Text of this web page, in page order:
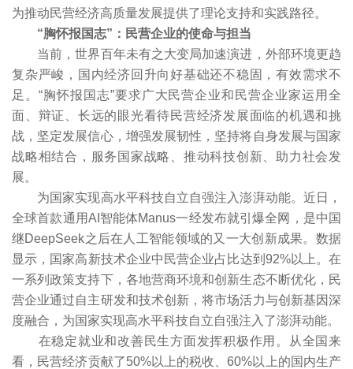
为推动民营经济高质量发展提供了理论支持和实践路径。
“胸怀报国志”：民营企业的使命与担当
当前，世界百年未有之大变局加速演进，外部环境更趋
复杂严峻，国内经济回升向好基础还不稳固，有效需求不
足。“胸怀报国志”要求广大民营企业和民营企业家运用全
面、辩证、长远的眼光看待民营经济发展面临的机遇和挑
战，坚定发展信心，增强发展韧性，坚持将自身发展与国家
战略相结合，服务国家战略、推动科技创新、助力社会发
展。
为国家实现高水平科技自立自强注入澎湃动能。近日，
全球首款通用AI智能体Manus一经发布就引爆全网，是中国
继DeepSeek之后在人工智能领域的又一大创新成果。数据
显示，国家高新技术企业中民营企业占比达到92%以上。在
一系列政策支持下，各地营商环境和创新生态不断优化，民
营企业通过自主研发和技术创新，将市场活力与创新基因深
度融合，为国家实现高水平科技自立自强注入了澎湃动能。
在稳定就业和改善民生方面发挥积极作用。从全国来
看，民营经济贡献了50%以上的税收、60%以上的国内生产